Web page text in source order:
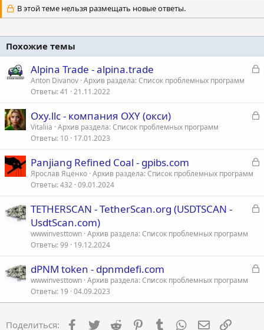
В этой теме нельзя размещать новые ответы.
Похожие темы
З
Alpina Trade - alpina.trade
Anton Divanov Архив раздела: Список проблемных программ
Ответы 41 21.11.2022
З
Oxy.llc - компания OXY (окси)
Vitaliia Архив раздела: Список проблемных программ
Ответы 10 17.01.2023
З
Panjiang Refined Coal - gpibs.com
Ярослав Яценко Архив раздела: Список проблемных программ
Ответы 432 09.01.2024
З
т
TETHERSCAN - TetherScan.org (USDTSCAN -
UsdtScan.com)
wwwinvesttown Архив раздела: Список проблемных программ
Ответы 99 19.12.2024
З
р
dPNM token - dpnmdefi.com
wwwinvesttown Архив раздела: Список проблемных программ
Ответы 19 04.09.2023
Поделиться: Facebook
Twitter Reddit PinterestTumblr WhatsApp